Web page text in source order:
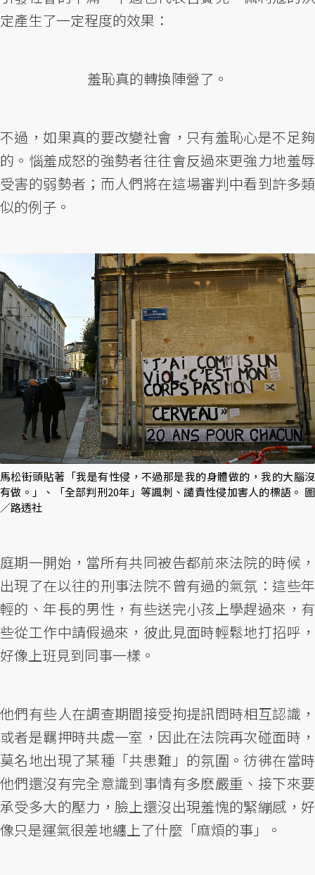
定產生了一定程度的效果：
羞恥真的轉換陣營了。
不過，如果真的要改變社會，只有羞恥心是不足夠
的。惱羞成怒的強勢者往往會反過來更強力地羞辱
受害的弱勢者；而人們將在這場審判中看到許多類
似的例子。
馬松街頭貼著「我是有性侵，不過那是我的身體做的，我的大腦沒
有做。」、「全部判刑20年」等諷刺、譴責性侵加害人的標語。 圖
／路透社
庭期一開始，當所有共同被告都前來法院的時候，
出現了在以往的刑事法院不曾有過的氣氛：這些年
輕的、年長的男性，有些送完小孩上學趕過來，有
些從工作中請假過來，彼此見面時輕鬆地打招呼，
好像上班見到同事一樣。
他們有些人在調查期間接受拘提訊問時相互認識，
或者是羈押時共處一室，因此在法院再次碰面時，
莫名地出現了某種「共患難」的氛圍。彷彿在當時
他們還沒有完全意識到事情有多麽嚴重、接下來要
承受多大的壓力，臉上還沒出現羞愧的緊繃感，好
像只是運氣很差地纏上了什麼「麻煩的事」。